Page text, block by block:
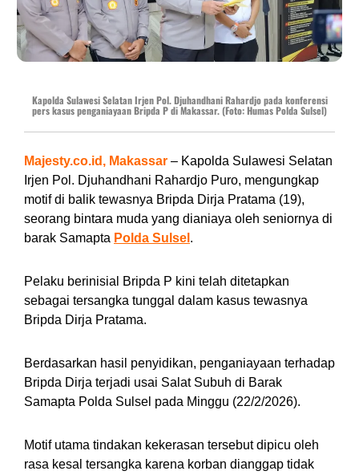
Kapolda Sulawesi Selatan Irjen Pol. Djuhandhani Rahardjo pada konferensi
pers kasus penganiayaan Bripda P di Makassar. (Foto: Humas Polda Sulsel)
Majesty.co.id, Makassar – Kapolda Sulawesi Selatan
Irjen Pol. Djuhandhani Rahardjo Puro, mengungkap
motif di balik tewasnya Bripda Dirja Pratama (19),
seorang bintara muda yang dianiaya oleh seniornya di
barak Samapta Polda Sulsel .
Pelaku berinisial Bripda P kini telah ditetapkan
sebagai tersangka tunggal dalam kasus tewasnya
Bripda Dirja Pratama.
Berdasarkan hasil penyidikan, penganiayaan terhadap
Bripda Dirja terjadi usai Salat Subuh di Barak
Samapta Polda Sulsel pada Minggu (22/2/2026).
Motif utama tindakan kekerasan tersebut dipicu oleh
rasa kesal tersangka karena korban dianggap tidak